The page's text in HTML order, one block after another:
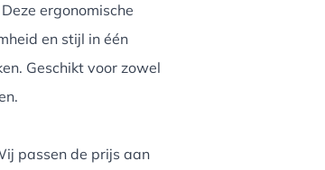
ergonomische
en stijl in één
Geschikt voor zowel
passen de prijs aan